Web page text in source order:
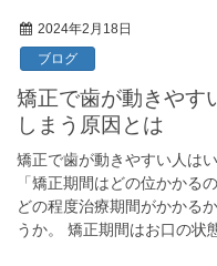
2024年2月18日
ブログ
矯正で歯が動きやす
しまう原因とは
矯正で歯が動きやすい人は
「矯正期間はどの位かかる
どの程度治療期間がかかる
うか。 矯正期間はお口の